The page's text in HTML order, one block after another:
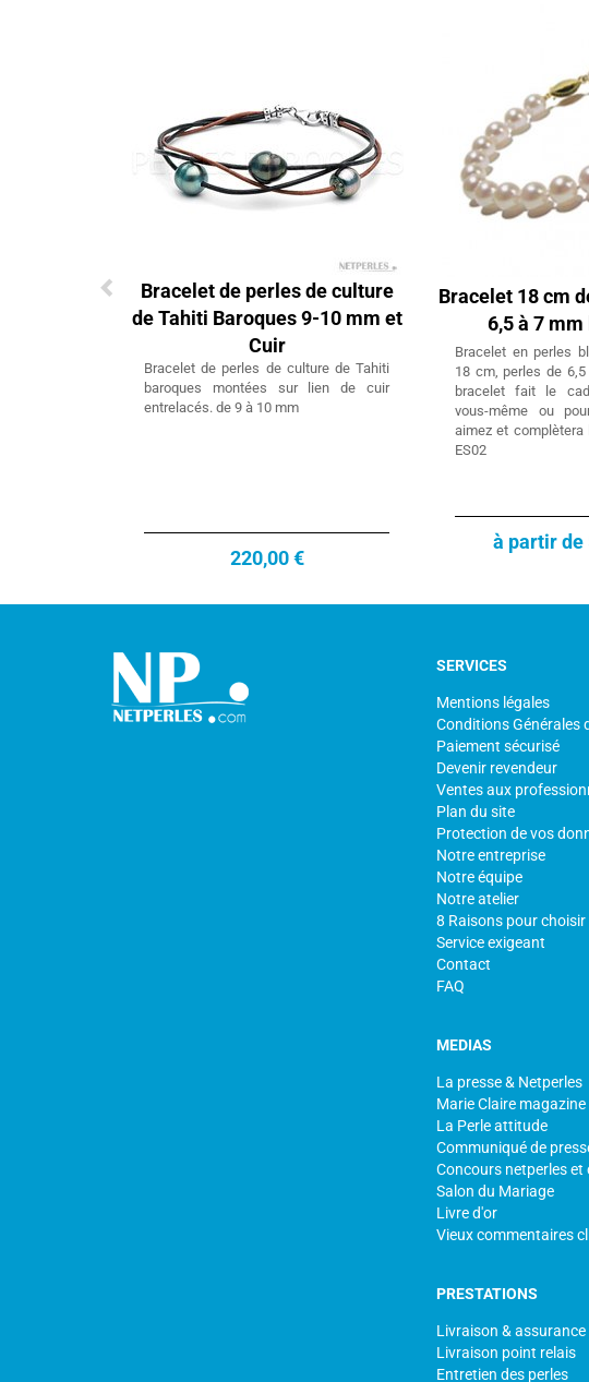
Bracelet de perles de culture
de Tahiti Baroques 9-10 mm et
Cuir
Bracelet de perles de culture de Tahiti
baroques montées sur lien de cuir
entrelacés. de 9 à 10 mm
220,00 €
Bracelet 18 cm
6,5 à 7
Bracelet en perles
18 cm, perles de
bracelet fait le
vous-même ou
aimez et complètera
ES02
à partir de
SERVICES
Mentions légales
Conditions Générales
Paiement sécurisé
Devenir revendeur
Ventes aux
Plan du site
Protection de vos
Notre entreprise
Notre équipe
Notre atelier
8 Raisons pour choisir
Service exigeant
Contact
FAQ
MEDIAS
La presse & Netperles
Marie Claire magazine
La Perle attitude
Communiqué de
Concours netperles et
Salon du Mariage
Livre d'or
Vieux commentaires
PRESTATIONS
Livraison & assurance
Livraison point relais
Entretien des perles